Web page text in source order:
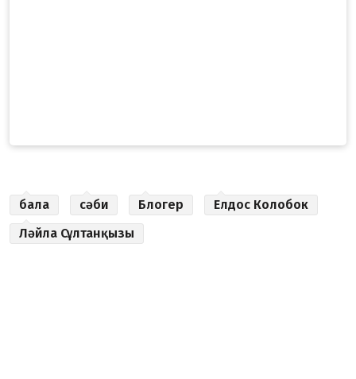
бала сәби Блогер
Елдос Колобок
Ләйла Сұлтанқызы